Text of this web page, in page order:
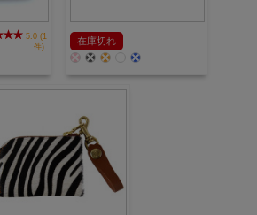
5.0 (1
件)
在庫切れ